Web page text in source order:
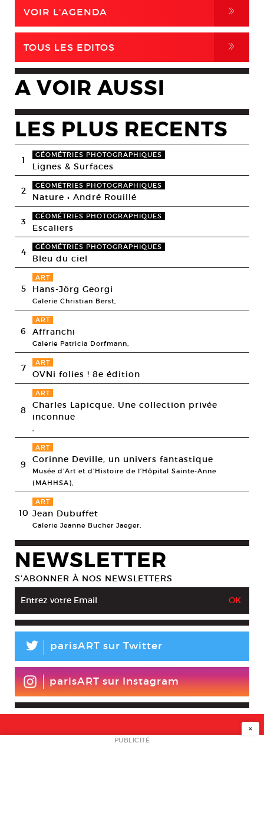
VOIR L'AGENDA ,
TOUS LES EDITOS ,
A VOIR AUSSI
LES PLUS RECENTS
1 GÉOMÉTRIES PHOTOGRAPHIQUES
Lignes & Surfaces
2 GÉOMÉTRIES PHOTOGRAPHIQUES
Nature • André Rouillé
3 GÉOMÉTRIES PHOTOGRAPHIQUES
Escaliers
4 GÉOMÉTRIES PHOTOGRAPHIQUES
Bleu du ciel
5
ART
Hans-Jörg Georgi
Galerie Christian Berst,
6
ART
Affranchi
Galerie Patricia Dorfmann,
7 ART
OVNi folies ! 8e édition
8
ART
Charles Lapicque. Une collection privée
inconnue
,
9
ART
Corinne Deville, un univers fantastique
Musée d’Art et d’Histoire de l’Hôpital Sainte-Anne
(MAHHSA),
10
ART
Jean Dubuffet
Galerie Jeanne Bucher Jaeger,
NEWSLETTER
S’ABONNER À NOS NEWSLETTERS
L parisART sur Twitter
parisART sur Instagram
NEWSLETTER
×
PUBLICITÉ